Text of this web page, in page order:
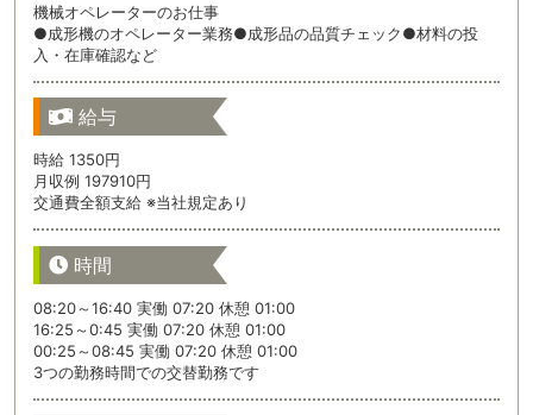
機械オペレーターのお仕事
●成形機のオペレーター業務●成形品の品質チェック●材料の投
入・在庫確認など
給与
時給 1350円
月収例 197910円
交通費全額支給 ※当社規定あり
時間
08:20～16:40 実働 07:20 休憩 01:00
16:25～0:45 実働 07:20 休憩 01:00
00:25～08:45 実働 07:20 休憩 01:00
3つの勤務時間での交替勤務です